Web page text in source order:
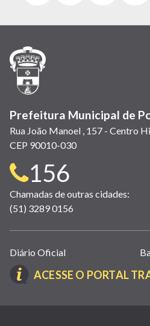
em
janela)
em
em
(link
Prefeitura Municipal de
Rua João Manoel , 157 - Centro
CEP 90010-030
Telefone
para
contato:
156
Chamadas de outras cidades:
(51) 3289 0156
Links
úteis
(abrem
nova
Diário Oficial
ACESSE O PORTAL